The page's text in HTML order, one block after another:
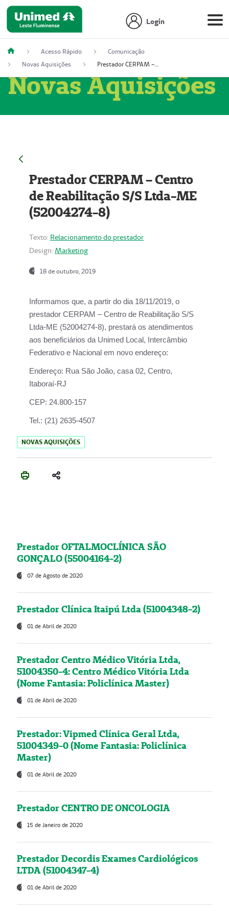
Login
Acesso Rápido
Comunicação
Novas Aquisições
Prestador CERPAM – Centro de Reabilitação S/S Ltda-ME (52004274-8)
Novas Aquisições
Prestador CERPAM – Centro
de Reabilitação S/S Ltda-ME
(52004274-8)
Texto: Relacionamento do prestador
Design: Marketing
18 de outubro, 2019
Informamos que, a partir do dia 18/11/2019, o
prestador CERPAM – Centro de Reabilitação S/S
Ltda-ME (52004274-8), prestará os atendimentos
aos beneficiários da Unimed Local, Intercâmbio
Federativo e Nacional em novo endereço:
Endereço: Rua São João, casa 02, Centro,
Itaboraí-RJ
CEP: 24.800-157
Tel.: (21) 2635-4507
NOVAS AQUISIÇÕES
Prestador OFTALMOCLÍNICA SÃO
GONÇALO (55004164-2)
07 de Agosto de 2020
Prestador Clínica Itaipú Ltda (51004348-2)
01 de Abril de 2020
Prestador Centro Médico Vitória Ltda,
51004350-4: Centro Médico Vitória Ltda
(Nome Fantasia: Policlínica Master)
01 de Abril de 2020
Prestador: Vipmed Clínica Geral Ltda,
51004349-0 (Nome Fantasia: Policlínica
Master)
01 de Abril de 2020
Prestador CENTRO DE ONCOLOGIA
15 de Janeiro de 2020
Prestador Decordis Exames Cardiológicos
LTDA (51004347-4)
01 de Abril de 2020